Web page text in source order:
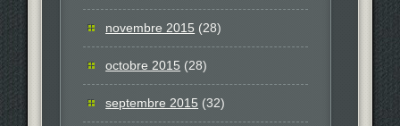
novembre 2015 (28)
octobre 2015 (28)
septembre 2015 (32)